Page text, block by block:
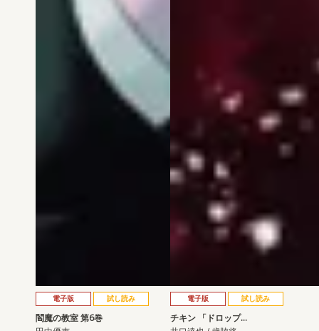
電子版 試し読み
閻魔の教室 第6巻
電子版 試し読み
チキン 「ドロップ…